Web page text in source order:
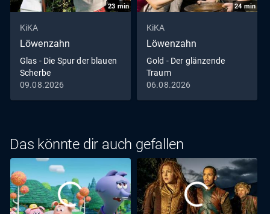
23 min
KiKA
Löwenzahn
Glas - Die Spur der blauen
Scherbe
09.08.2026
24min
KiKA
Löwenzahn
Gold - Der glänzende
Traum
06.08.2026
Das könnte dir auch gefallen